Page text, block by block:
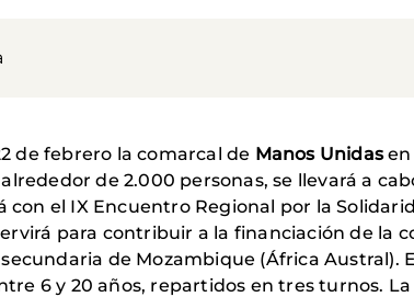
de febrero la comarcal de Manos Unidasen
de 2.000 personas, se llevará a
con el IX Encuentro Regional por la
para contribuir a la financiación de la
de Mozambique (África Austral).
6 y 20 años, repartidos en tres turnos.